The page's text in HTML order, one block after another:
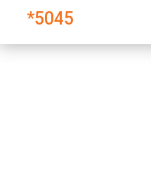
5045
*